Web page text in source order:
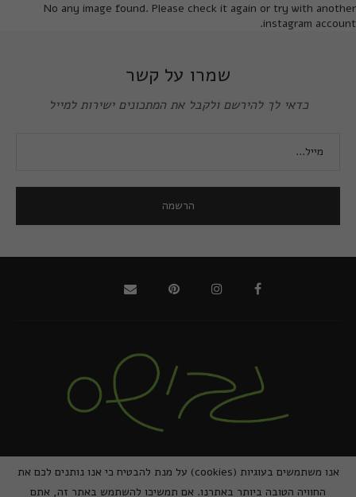
No any image found. Please check it again or try with another
instagram account.
שמרו על קשר
כדאי לך להירשם ולקבל את המתכונים ישירות למייל
אנו משתמשים בעוגיות (cookies) על מנת להבטיח כי אנו נותנים לכם את
החוויה הטובה ביותר באתרנו. אם תמשיכו להשתמש באתר זה, אתם